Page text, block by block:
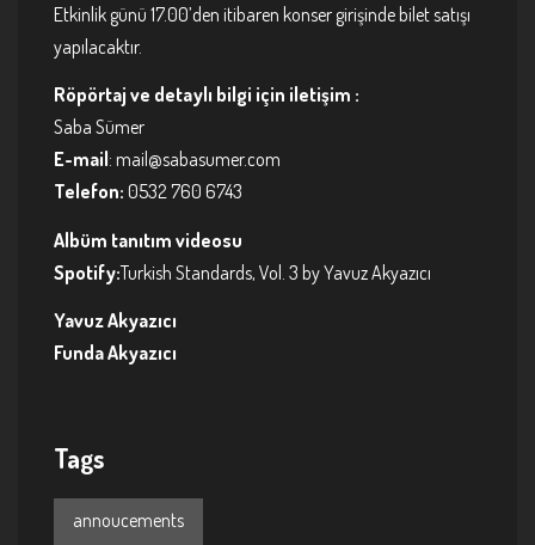
Etkinlik günü 17.00’den itibaren konser girişinde bilet satışı
yapılacaktır.
Röpörtaj ve detaylı bilgi için iletişim :
Saba Sümer
E-mail: mail@sabasumer.com
Telefon: 0532 760 6743
Albüm tanıtım videosu
Spotify:Turkish Standards, Vol. 3 by Yavuz Akyazıcı
Yavuz Akyazıcı
Funda Akyazıcı
Tags
annoucements